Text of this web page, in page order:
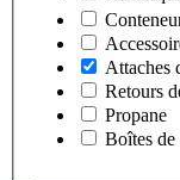
Attaches
Retours
Propane
Boîtes de